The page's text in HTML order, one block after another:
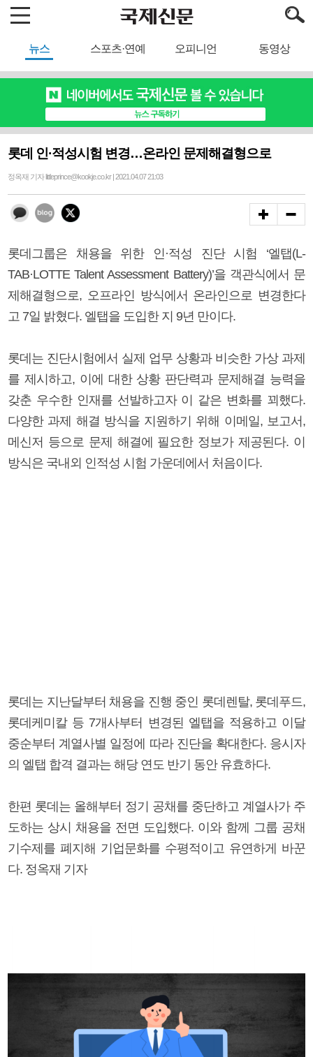
뉴스 스포츠·연예 오피니언 동영상
롯데 인·적성시험 변경…온라인 문제해결형으로
정옥재 기자 littleprince@kookje.co.kr | 2021.04.07 21:03
롯데그룹은 채용을 위한 인·적성 진단 시험 ‘엘탭(L-
TAB·LOTTE Talent Assessment Battery)’을 객관식에서 문
제해결형으로, 오프라인 방식에서 온라인으로 변경한다
고 7일 밝혔다. 엘탭을 도입한 지 9년 만이다.
롯데는 진단시험에서 실제 업무 상황과 비슷한 가상 과제
를 제시하고, 이에 대한 상황 판단력과 문제해결 능력을
갖춘 우수한 인재를 선발하고자 이 같은 변화를 꾀했다.
다양한 과제 해결 방식을 지원하기 위해 이메일, 보고서,
메신저 등으로 문제 해결에 필요한 정보가 제공된다. 이
방식은 국내외 인적성 시험 가운데에서 처음이다.
롯데는 지난달부터 채용을 진행 중인 롯데렌탈, 롯데푸드,
롯데케미칼 등 7개사부터 변경된 엘탭을 적용하고 이달
중순부터 계열사별 일정에 따라 진단을 확대한다. 응시자
의 엘탭 합격 결과는 해당 연도 반기 동안 유효하다.
한편 롯데는 올해부터 정기 공채를 중단하고 계열사가 주
도하는 상시 채용을 전면 도입했다. 이와 함께 그룹 공채
기수제를 폐지해 기업문화를 수평적이고 유연하게 바꾼
다. 정옥재 기자